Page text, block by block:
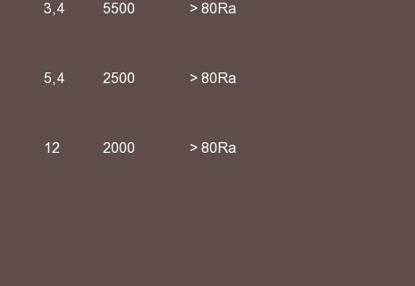
3,4 5500 > 80Ra
5,4 2500 > 80Ra
12 2000 > 80Ra